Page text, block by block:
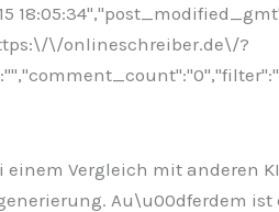
\/onlineschreiber.de\/?
Vergleich mit anderen
Au\u00dferdem